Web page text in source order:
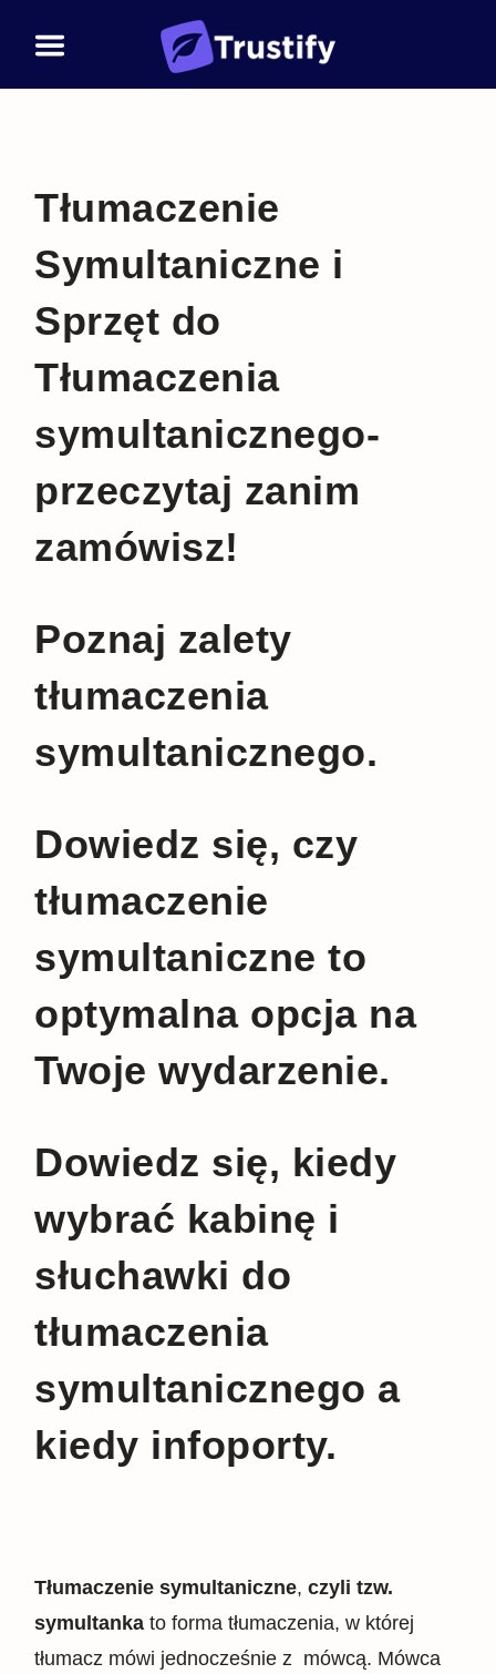
Tłumaczenie
Symultaniczne i
Sprzęt do
Tłumaczenia
symultanicznego-
przeczytaj zanim
zamówisz!
Poznaj zalety
tłumaczenia
symultanicznego.
Dowiedz się, czy
tłumaczenie
symultaniczne to
optymalna opcja na
Twoje wydarzenie.
Dowiedz się, kiedy
wybrać kabinę i
słuchawki do
tłumaczenia
symultanicznego a
kiedy infoporty.
Tłumaczenie symultaniczne, czyli tzw.
symultanka to forma tłumaczenia, w której
tłumacz mówi jednocześnie z mówcą. Mówca